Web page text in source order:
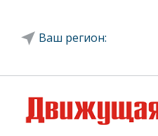
Ваш регион: